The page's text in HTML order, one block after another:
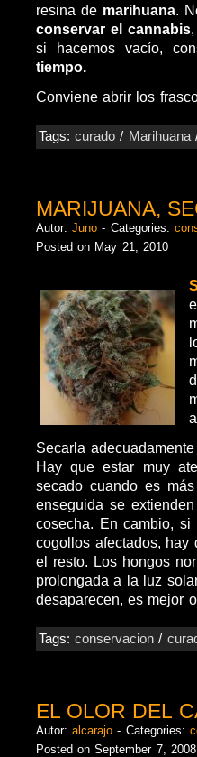
resina de marihuana.
conservar el cannabis
si hacemos vacío,
tiempo.
Conviene abrir los
Tags:curado / Marihuana
MARIJUANA,
Autor:Juno - Categories:
Posted on May 21, 2010
Secarla
Hay que estar muy
secado cuando es
enseguida se
cosecha. En cambio,
cogollos afectados, hay
el resto. Los hongos
prolongada a la luz
desaparecen, es mejor
Tags:conservacion /
EL OLOR DEL
Autor:alcarajo - Categories:
Posted on September 7, 2008